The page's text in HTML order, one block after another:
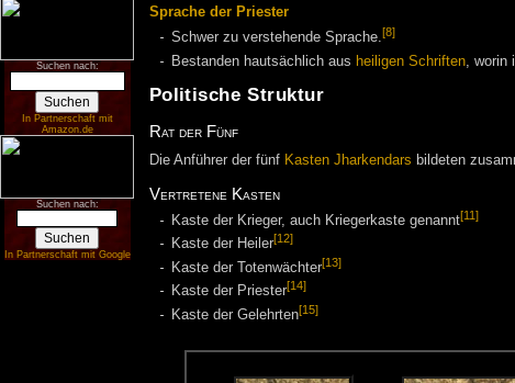
Suchen nach:
In Partnerschaft mit
Amazon.de
Suchen nach:
In Partnerschaft mit Google
Sprache der Priester
Schwer zu verstehende Sprache.[8]
Bestanden hautsächlich aus heiligen Schriften, worin
Politische Struktur
Rat der Fünf
Die Anführer der fünf Kasten Jharkendars bildeten
Vertretene Kasten
Kaste der Krieger, auch Kriegerkaste genannt[11]
Kaste der Heiler[12]
Kaste der Totenwächter[13]
Kaste der Priester[14]
Kaste der Gelehrten[15]